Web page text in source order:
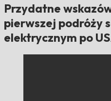
Przydatne
pierwszej podróży
elektrycznym po